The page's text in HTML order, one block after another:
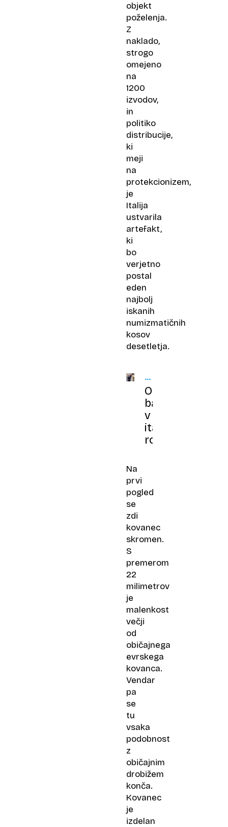
objekt
poželenja.
Z
naklado,
strogo
omejeno
na
1200
izvodov,
in
politiko
distribucije,
ki
meji
na
protekcionizem,
je
Italija
ustvarila
artefakt,
ki
bo
verjetno
postal
eden
najbolj
iskanih
numizmatičnih
kosov
desetletja.
OLIMPIJSKE
IGRE
Olimpijska
bakla
v
italijanskih
rokah
Na
prvi
pogled
se
zdi
kovanec
skromen.
S
premerom
22
milimetrov
je
malenkost
večji
od
običajnega
evrskega
kovanca.
Vendar
pa
se
tu
vsaka
podobnost
z
običajnim
drobižem
konča.
Kovanec
je
izdelan